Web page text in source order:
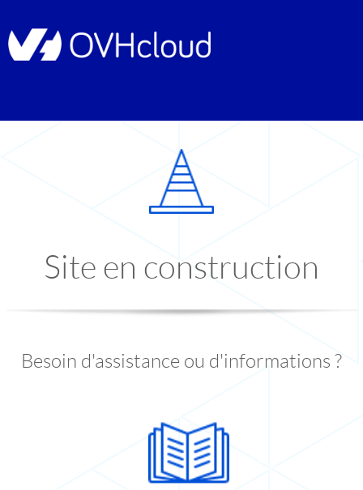
Site en construction
Besoin d'assistance ou d'informations ?